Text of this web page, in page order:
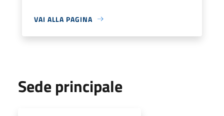
VAI ALLA PAGINA
Sede principale